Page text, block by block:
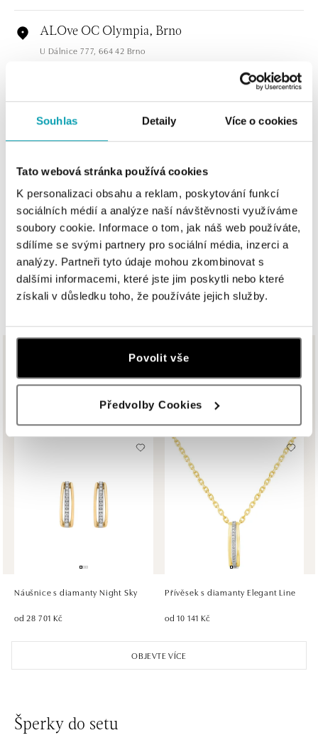
Souhlas Detaily Více o cookies
Tato webová stránka používá cookies
K personalizaci obsahu a reklam, poskytování funkcí
sociálních médií a analýze naší návštěvnosti využíváme
soubory cookie. Informace o tom, jak náš web používáte,
sdílíme se svými partnery pro sociální média, inzerci a
analýzy. Partneři tyto údaje mohou zkombinovat s
dalšími informacemi, které jste jim poskytli nebo které
získali v důsledku toho, že používáte jejich služby.
Povolit vše
Předvolby Cookies
ALOve OC Olympia, Brno
U Dálnice 777, 664 42 Brno
ALOve Westfield Černý most, Praha 9
dnes otevřeno od 09:00
ALOve Westfield, Praha 4 - Chodov
Roztylská 2321/19, 148 00 Praha 4 - Chodov
tel.: +420730524389
dnes otevřeno od 09:00
ALOve OC Aupark, Bratislava
tel.: +421917090556
dnes otevřeno od 09:00
ALOve OC Eurovea, Bratislava
Pribinova 8, 811 09 Bratislava
tel.: +421917090467
dnes otevřeno od 10:00
HALADA OC Avion, Bratislava
Ivanská cesta 16, 821 04 Bratislava
tel.: +421 917 090 372
dnes otevřeno od 09:00
Pribinova 8, 811 09 Bratislava
dnes otevřeno od 10:00
ZOBRAZIT VŠECHNY BUTIKY
Ze stejné kolekce
Více než dvě desetiletí věnujeme úsilí zodpovědnému výběru vzácných
materiálů, které používáme v našich špercích.
OBJEVTE VÍCE
Náušnice s diamanty Night Sky
od 28 701 Kč
Přívěsek s diamanty Elegant Line
od 10 141 Kč
Šperky do setu